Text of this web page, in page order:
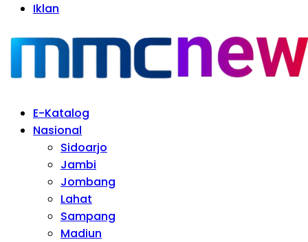
Iklan
E-Katalog
Nasional
Sidoarjo
Jambi
Jombang
Lahat
Sampang
Madiun